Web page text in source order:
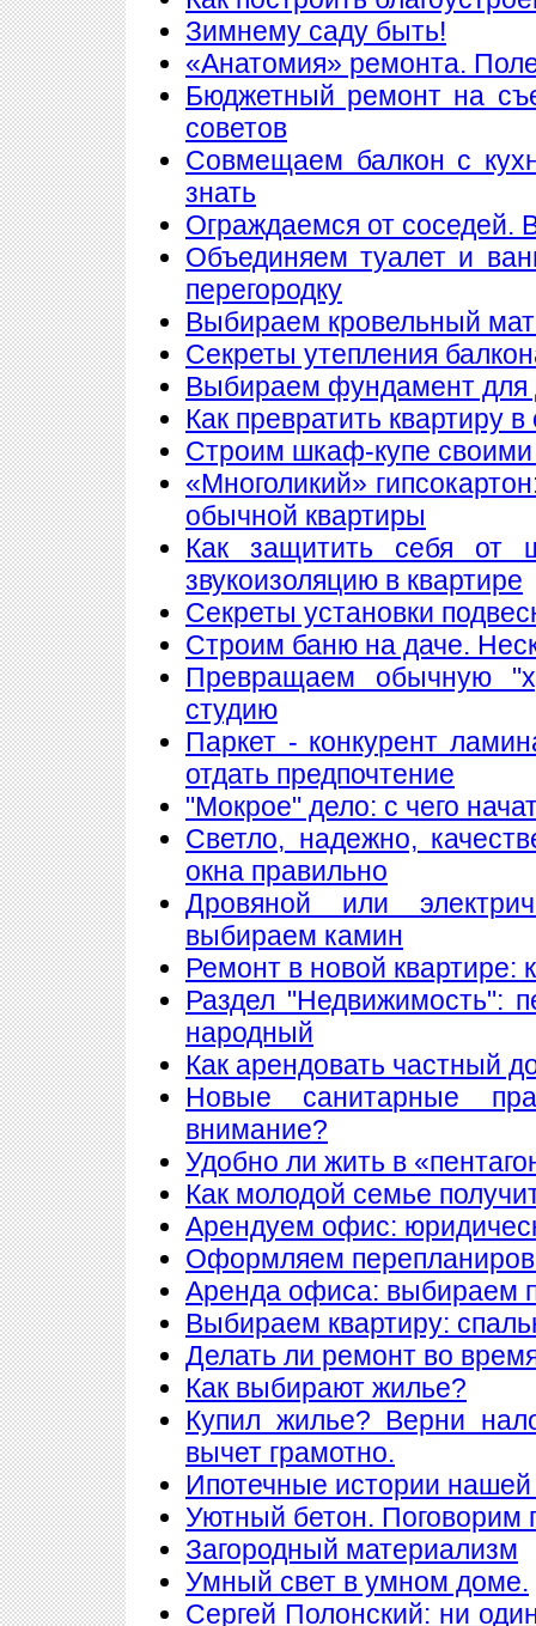
Зимнему саду быть!
«Анатомия» ремонта.
Бюджетный ремонт на
советов
Совмещаем балкон с
знать
Ограждаемся от соседей.
Объединяем туалет и
перегородку
Выбираем кровельный
Секреты утепления
Выбираем фундамент для
Как превратить квартиру
Строим шкаф-купе
«Многоликий»
обычной квартиры
Как защитить себя от
звукоизоляцию в квартире
Секреты установки
Строим баню на даче.
Превращаем обычную
студию
Паркет - конкурент
отдать предпочтение
"Мокрое" дело: с чего
Светло, надежно,
окна правильно
Дровяной или
выбираем камин
Ремонт в новой квартире:
Раздел "Недвижимость":
народный
Как арендовать частный
Новые санитарные
внимание?
Удобно ли жить в
Как молодой семье
Арендуем офис:
Оформляем
Аренда офиса: выбираем
Выбираем квартиру:
Делать ли ремонт во
Как выбирают жилье?
Купил жилье? Верни
вычет грамотно.
Ипотечные истории нашей
Уютный бетон. Поговорим
Загородный материализм
Умный свет в умном доме.
Сергей Полонский: ни